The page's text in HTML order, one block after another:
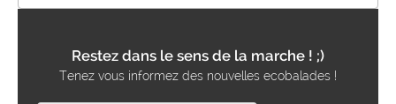
Restez dans le sens de la marche ! ;)
Tenez vous informez des nouvelles ecobalades !